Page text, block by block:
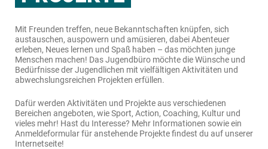
Mit Freunden treffen, neue Bekanntschaften knüpfen, sich
austauschen, auspowern und amüsieren, dabei Abenteuer
erleben, Neues lernen und Spaß haben – das möchten junge
Menschen machen! Das Jugendbüro möchte die Wünsche und
Bedürfnisse der Jugendlichen mit vielfältigen Aktivitäten und
abwechslungsreichen Projekten erfüllen.
Dafür werden Aktivitäten und Projekte aus verschiedenen
Bereichen angeboten, wie Sport, Action, Coaching, Kultur und
vieles mehr! Hast du Interesse? Mehr Informationen sowie ein
Anmeldeformular für anstehende Projekte findest du auf unserer
Internetseite!